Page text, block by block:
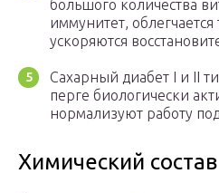
большого количества
иммунитет,
ускоряются
Сахарный диабет I и II
перге биологически
нормализуют работу
Химический состав